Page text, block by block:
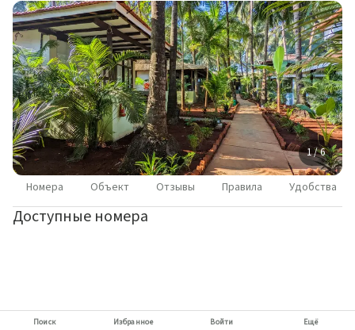
1 / 6
Номера Объект Отзывы Правила Удобства
Доступные номера
Поиск Избранное Войти Ещё